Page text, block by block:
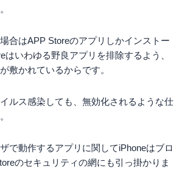
合はAPP Storeのアプリしかインストー
はいわゆる野良アプリを排除するよう、
敷かれているからです。
ルス感染しても、無効化されるような仕
で動作するアプリに関してiPhoneはブロ
のセキュリティの網にも引っ掛かりま